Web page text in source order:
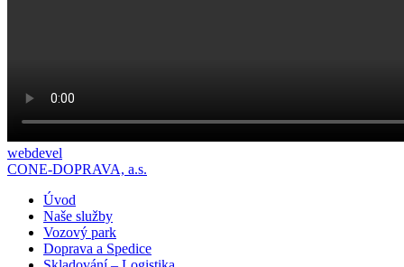
webdevel
CONE-DOPRAVA, a.s.
Úvod
Naše služby
Vozový park
Doprava a Spedice